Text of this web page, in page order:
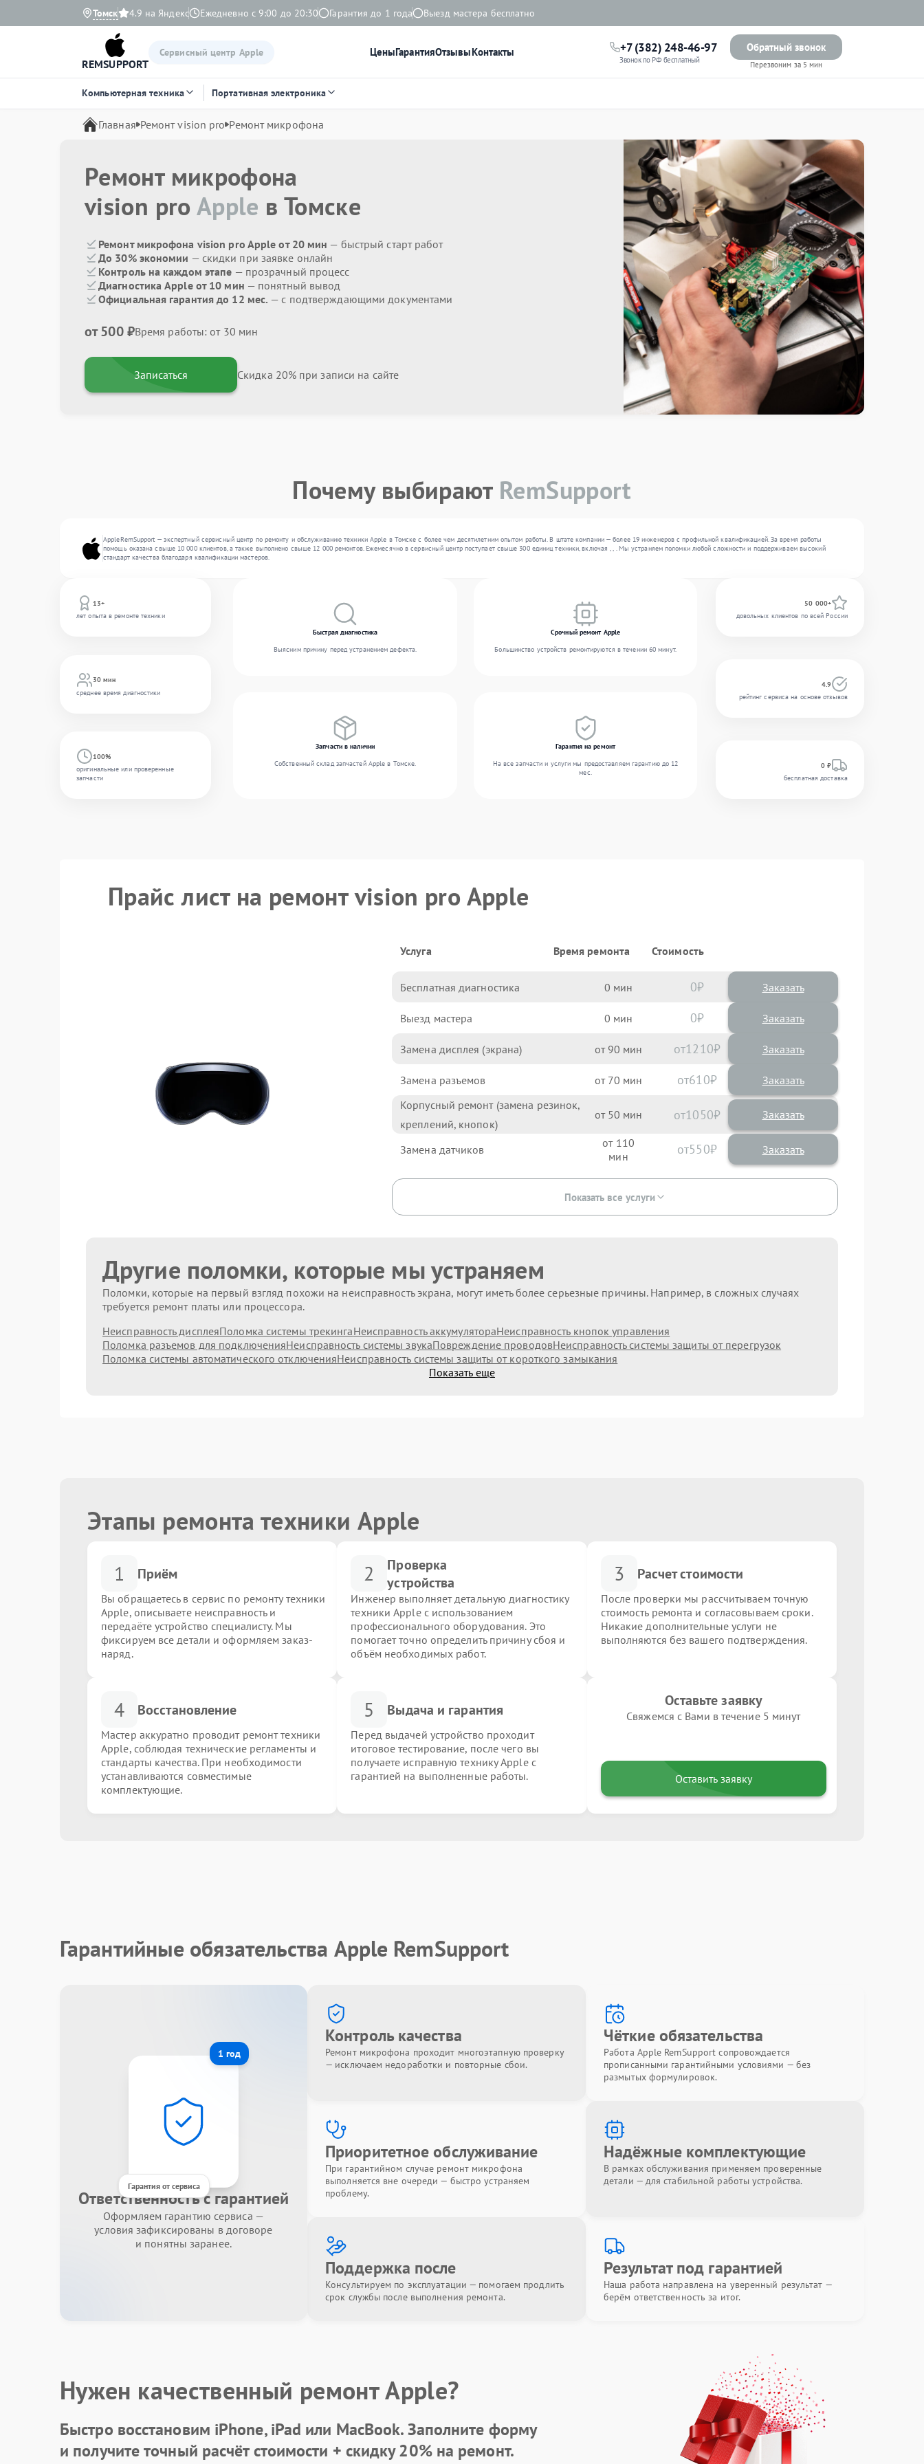
Томск 4.9 на Яндекс Ежедневно с 9:00 до 20:30 Гарантия до 1 года Выезд мастера бесплатно
REMSUPPORT
Сервисный центр Apple ЦеныГарантияОтзывыКонтакты +7 (382) 248-46-97
Звонок по РФ бесплатный
Обратный звонок
Перезвоним за 5 мин
Компьютерная техника Портативная электроника
Главная Ремонт vision pro Ремонт микрофона
Ремонт микрофона
vision pro Apple в Томске
Ремонт микрофона vision pro Apple от 20 мин — быстрый старт работ
До 30% экономии — скидки при заявке онлайн
Контроль на каждом этапе — прозрачный процесс
Диагностика Apple от 10 мин — понятный вывод
Официальная гарантия до 12 мес. — с подтверждающими документами
от 500 ₽Время работы: от 30 мин
Записаться Скидка 20% при записи на сайте
Почему выбирают RemSupport
AppleRemSupport — экспертный сервисный центр по ремонту и обслуживанию техники Apple в Томске с более чем десятилетним опытом работы. В штате компании — более 19 инженеров с профильной квалификацией. За время работы
помощь оказана свыше 10 000 клиентов, а также выполнено свыше 12 000 ремонтов. Ежемесячно в сервисный центр поступает свыше 300 единиц техники, включая , , . Мы устраняем поломки любой сложности и поддерживаем высокий
стандарт качества благодаря квалификации мастеров.
13+
лет опыта в ремонте техники
30 мин
среднее время диагностики
100%
оригинальные или проверенные
запчасти
Быстрая диагностика
Выясним причину перед устранением дефекта.
Срочный ремонт Apple
Большинство устройств ремонтируются в течении 60 минут.
Запчасти в наличии
Собственный склад запчастей Apple в Томске.
Гарантия на ремонт
На все запчасти и услуги мы предоставляем гарантию до 12
мес.
50 000+
довольных клиентов по всей России
4.9
рейтинг сервиса на основе отзывов
0 ₽
бесплатная доставка
Прайс лист на ремонт vision pro Apple
Услуга Время ремонта Стоимость
Бесплатная диагностика 0 0 Заказать
Выезд мастера 0 0 Заказать
Замена дисплея (экрана) 90 1210
Замена разъемов 70 610
Корпусный ремонт (замена резинок,
креплений, кнопок)
50 1050
Замена датчиков 110 550
Показать все услуги
Другие поломки, которые мы устраняем
Поломки, которые на первый взгляд похожи на неисправность экрана, могут иметь более серьезные причины. Например, в сложных случаях
требуется ремонт платы или процессора.
Неисправность дисплеяПоломка системы трекингаНеисправность аккумулятораНеисправность кнопок управления
Поломка разъемов для подключенияНеисправность системы звукаПовреждение проводовНеисправность системы защиты от перегрузок
Поломка системы автоматического отключенияНеисправность системы защиты от короткого замыкания
Показать еще
Этапы ремонта техники Apple
1 Приём
Вы обращаетесь в сервис по ремонту техники
Apple, описываете неисправность и
передаёте устройство специалисту. Мы
фиксируем все детали и оформляем заказ-
наряд.
2
Проверка
устройства
Инженер выполняет детальную диагностику
техники Apple с использованием
профессионального оборудования. Это
помогает точно определить причину сбоя и
объём необходимых работ.
3 Расчет стоимости
После проверки мы рассчитываем точную
стоимость ремонта и согласовываем сроки.
Никакие дополнительные услуги не
выполняются без вашего подтверждения.
4 Восстановление
Мастер аккуратно проводит ремонт техники
Apple, соблюдая технические регламенты и
стандарты качества. При необходимости
устанавливаются совместимые
комплектующие.
5 Выдача и гарантия
Перед выдачей устройство проходит
итоговое тестирование, после чего вы
получаете исправную технику Apple с
гарантией на выполненные работы.
Оставьте заявку
Свяжемся с Вами в течение 5 минут
Оставить заявку
Гарантийные обязательства Apple RemSupport
1 год
Гарантия от сервиса
Ответственность с гарантией
Оформляем гарантию сервиса —
условия зафиксированы в договоре
и понятны заранее.
Контроль качества
Ремонт микрофона проходит многоэтапную проверку
— исключаем недоработки и повторные сбои.
Чёткие обязательства
Работа Apple RemSupport сопровождается
прописанными гарантийными условиями — без
размытых формулировок.
Приоритетное обслуживание
При гарантийном случае ремонт микрофона
выполняется вне очереди — быстро устраняем
проблему.
Надёжные комплектующие
В рамках обслуживания применяем проверенные
детали — для стабильной работы устройства.
Поддержка после
Консультируем по эксплуатации — помогаем продлить
срок службы после выполнения ремонта.
Результат под гарантией
Наша работа направлена на уверенный результат —
берём ответственность за итог.
Нужен качественный ремонт Apple?
Быстро восстановим iPhone, iPad или MacBook.Заполните форму
и получите точный расчёт стоимости + скидку 20%на ремонт.